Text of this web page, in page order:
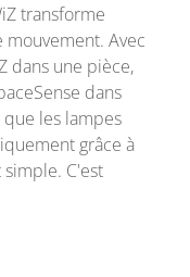
transforme
Avec
dans une pièce,
dans
les lampes
grâce à
C'est